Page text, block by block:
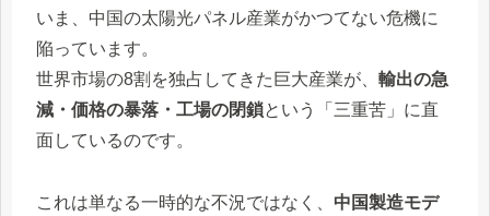
いま、中国の太陽光パネル産業がかつてない危機に
陥っています。
世界市場の8割を独占してきた巨大産業が、 輸出の急
減・価格の暴落・工場の閉鎖という「三重苦」に直
面しているのです。
これは単なる一時的な不況ではなく、 中国製造モデ